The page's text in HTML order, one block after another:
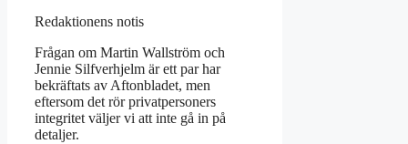
Redaktionens notis
Frågan om Martin Wallström och
Jennie Silfverhjelm är ett par har
bekräftats av Aftonbladet, men
eftersom det rör privatpersoners
integritet väljer vi att inte gå in på
detaljer.